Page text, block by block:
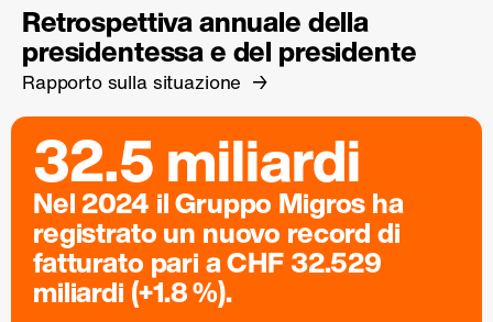
Retrospettiva annuale della
presidentessa e del presidente
Rapporto sulla situazione
32.5 miliardi
Nel 2024 il Gruppo Migros ha
registrato un nuovo record di
fatturato pari a CHF 32.529
miliardi (+1.8 %).